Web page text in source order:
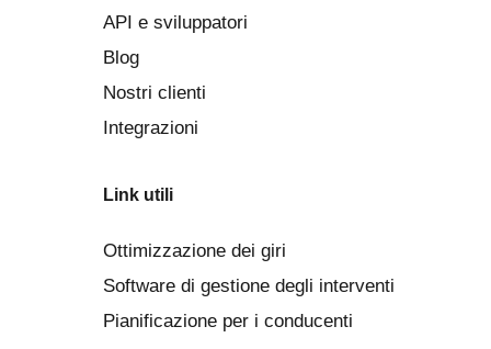
API e sviluppatori
Blog
Nostri clienti
Integrazioni
Link utili
Ottimizzazione dei giri
Software di gestione degli interventi
Pianificazione per i conducenti